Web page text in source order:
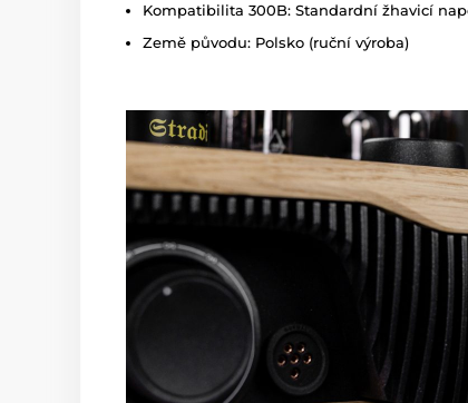
Kompatibilita 300B: Standardní žhavicí
Země původu: Polsko (ruční výroba)